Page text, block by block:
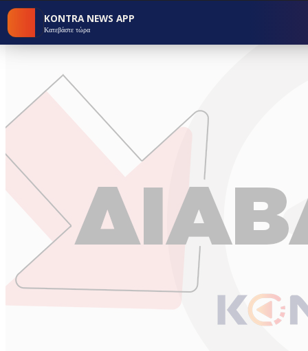
KONTRA NEWS APP
Κατεβάστε τώρα